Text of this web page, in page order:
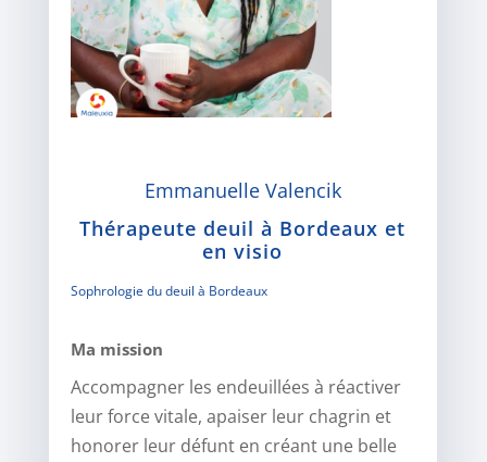
Emmanuelle Valencik
Thérapeute deuil à Bordeaux et
en visio
Sophrologie du deuil à Bordeaux
Ma mission
Accompagner les endeuillées à réactiver
leur force vitale, apaiser leur chagrin et
honorer leur défunt en créant une belle